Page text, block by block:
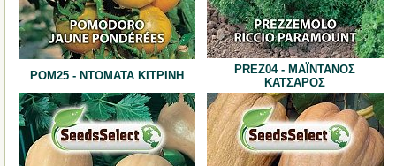
POM25 - ΝΤΟΜΑΤΑ ΚΙΤΡΙΝΗ
PREZ04 - ΜΑΪΝΤΑΝΟΣ
ΚΑΤΣΑΡΟΣ